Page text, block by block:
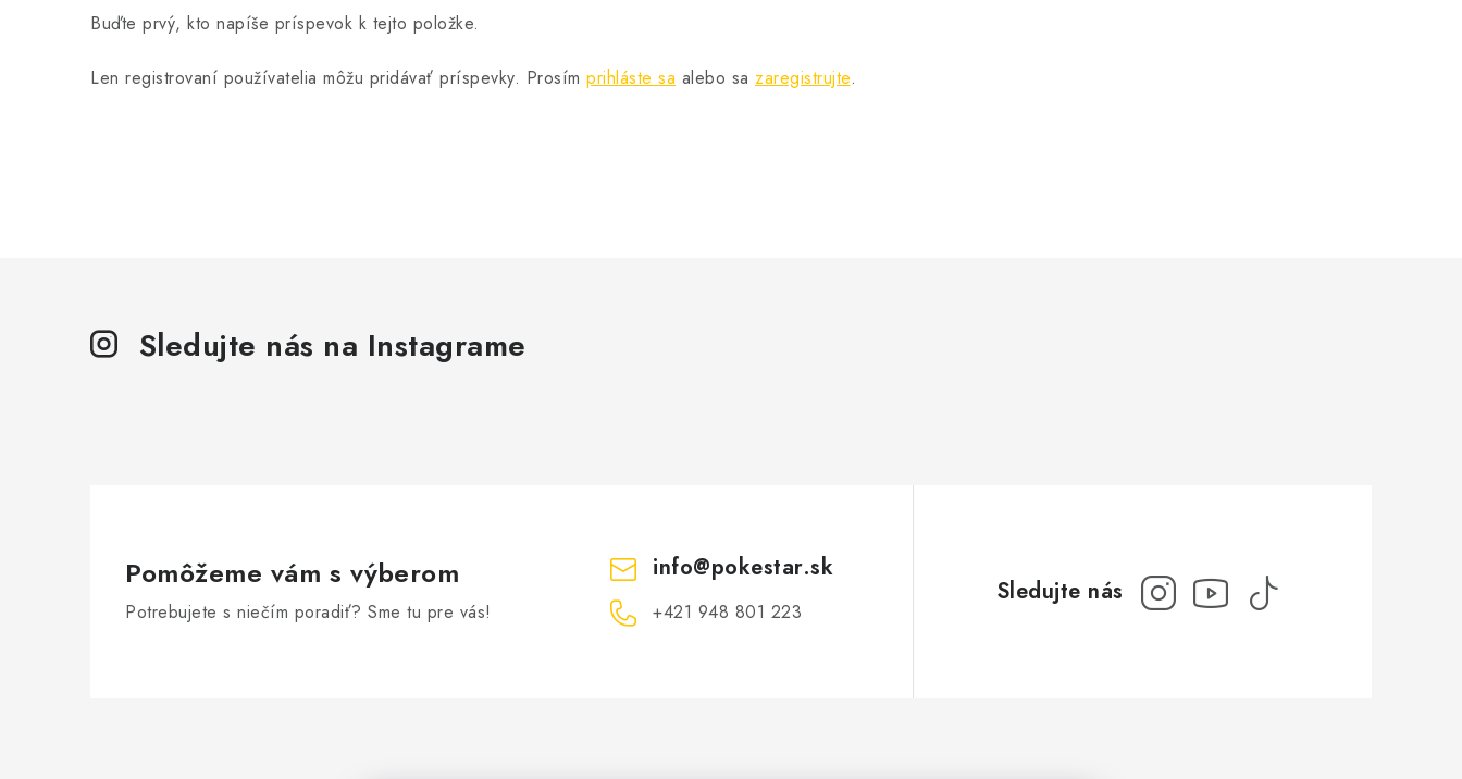
Buďte prvý, kto napíše príspevok k tejto položke.
Len registrovaní používatelia môžu pridávať príspevky. Prosím prihláste sa alebo sa zaregistrujte.
Sledujte nás na Instagrame
Pomôžeme vám s výberom
Potrebujete s niečím poradiť? Sme tu pre vás!
info@pokestar.sk
‪+421 948 801 223